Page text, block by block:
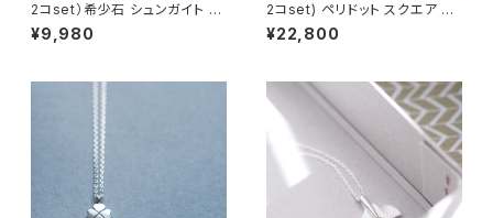
2コset）希少石 シュンガイト ペ
ア ネックレス シルバー925
¥9,980
2コset) ペリドット スクエア ペ
ア ネックレス シルバー925
¥22,800